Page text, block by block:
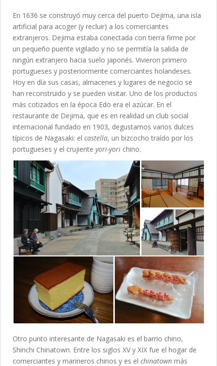
En 1636 se construyó muy cerca del puerto Dejima, una isla
artificial para acoger (y recluir) a los comerciantes
extranjeros. Dejima estaba conectada con tierra firme por
un pequeño puente vigilado y no se permitía la salida de
ningún extranjero hacia suelo japonés. Vivieron primero
portugueses y posteriormente comerciantes holandeses.
Hoy en día sus casas, almacenes y lugares de negocio se
han reconstruido y se pueden visitar. Uno de los productos
más cotizados en la época Edo era el azúcar. En el
restaurante de Dejima, que es en realidad un club social
internacional fundado en 1903, degustamos varios dulces
típicos de Nagasaki: el castella, un bizcocho traído por los
portugueses y el crujiente yori-yori chino.
Otro punto interesante de Nagasaki es el barrio chino,
Shinchi Chinatown. Entre los siglos XV y XIX fue el hogar de
comerciantes y marineros chinos y es el chinatown más